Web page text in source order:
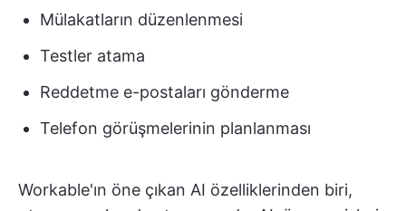
Mülakatların düzenlenmesi
Testler atama
Reddetme e-postaları gönderme
Telefon görüşmelerinin planlanması
Workable'ın öne çıkan AI özelliklerinden biri,